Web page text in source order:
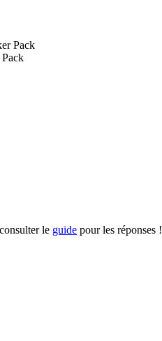
le guide pour les réponses !